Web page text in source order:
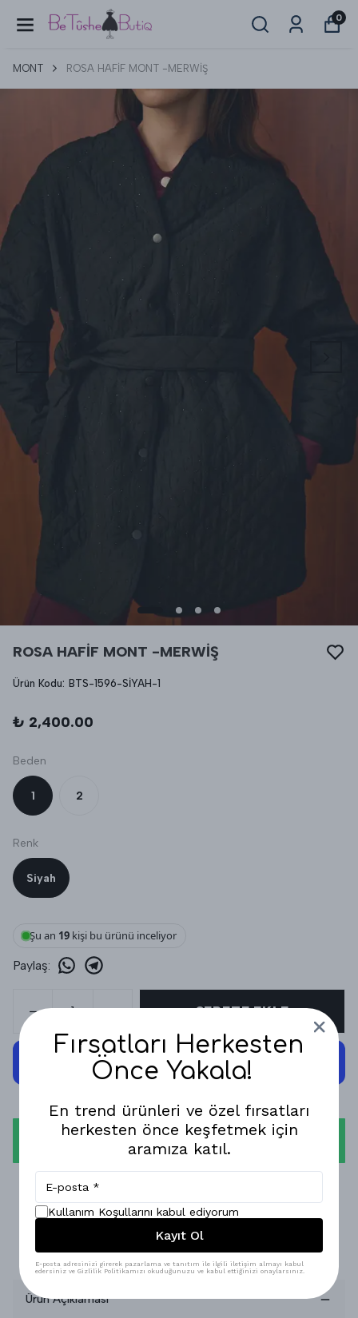
0
MONT ROSA HAFİF MONT -MERWİŞ
ROSA HAFİF MONT -MERWİŞ
Ürün Kodu: BTS-1596-SİYAH-1
₺ 2,400.00
Beden
1 2
Renk
Siyah
Şu an 19kişi bu ürünü inceliyor
Paylaş:
SEPETE EKLE
WHATSAPP
GÜVENLİ ALIŞVERİŞ!
%100 MEMNUNİYET GARANTİSİ!
Ürün Açıklaması
Fırsatları Herkesten
Önce Yakala!
En trend ürünleri ve özel fırsatları
herkesten önce keşfetmek için
aramıza katıl.
Kullanım Koşullarını kabul ediyorum
Kayıt Ol
E-posta adresinizi girerek pazarlama ve tanıtım ile ilgili iletişim almayı kabul
edersiniz ve Gizlilik Politikamızı okuduğunuzu ve kabul ettiğinizi onaylarsınız.